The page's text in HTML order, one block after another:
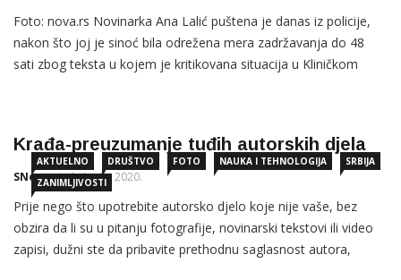
Foto: nova.rs Novinarka Ana Lalić puštena je danas iz policije,
nakon što joj je sinoć bila odrežena mera zadržavanja do 48
sati zbog teksta u kojem je kritikovana situacija u Kliničkom
AKTUELNO DRUŠTVO FOTO NAUKA I TEHNOLOGIJA
SRBIJA
ZANIMLJIVOSTI
Krađa-preuzumanje tuđih autorskih djela
SNews 1. Aprila 2020.
Prije nego što upotrebite autorsko djelo koje nije vaše, bez
obzira da li su u pitanju fotografije, novinarski tekstovi ili video
zapisi, dužni ste da pribavite prethodnu saglasnost autora,